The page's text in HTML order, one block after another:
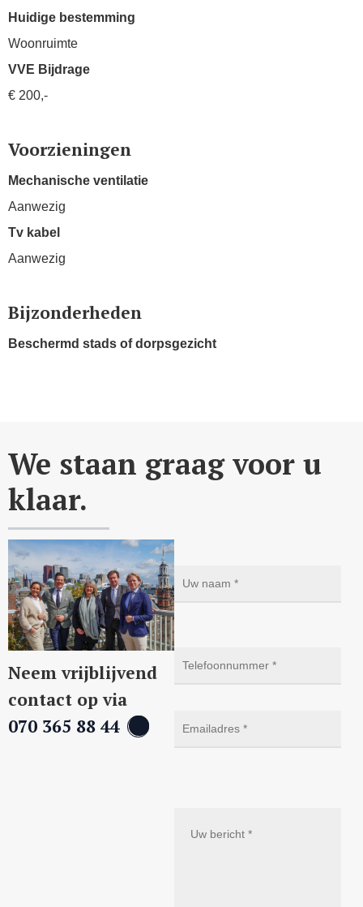
Huidige bestemming
Woonruimte
VVE Bijdrage
€ 200,-
Voorzieningen
Mechanische ventilatie
Aanwezig
Tv kabel
Aanwezig
Bijzonderheden
Beschermd stads of dorpsgezicht
We staan graag voor u
klaar.
Neem vrijblijvend
contact op via
070 365 88 44